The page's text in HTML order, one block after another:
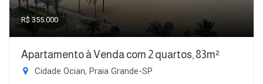
R$ 355.000
Apartamento à Venda com 2 quartos, 83m²
Cidade Ocian, Praia Grande-SP